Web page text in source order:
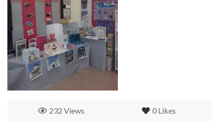
0 Likes
232 Views